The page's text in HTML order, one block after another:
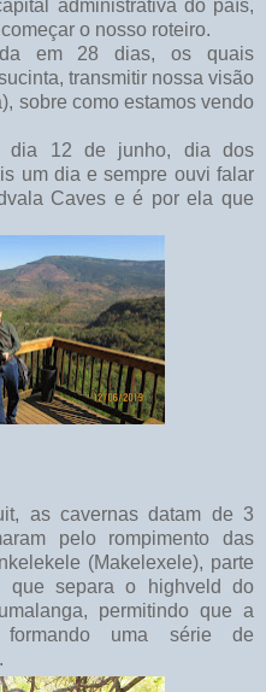
administrativa do país,
o nosso roteiro.
em 28 dias, os quais
transmitir nossa visão
sobre como estamos vendo
dia 12 de junho, dia dos
um dia e sempre ouvi falar
Caves e é por ela que
as cavernas datam de 3
pelo rompimento das
(Makelexele), parte
que separa o highveld do
permitindo que a
formando uma série de